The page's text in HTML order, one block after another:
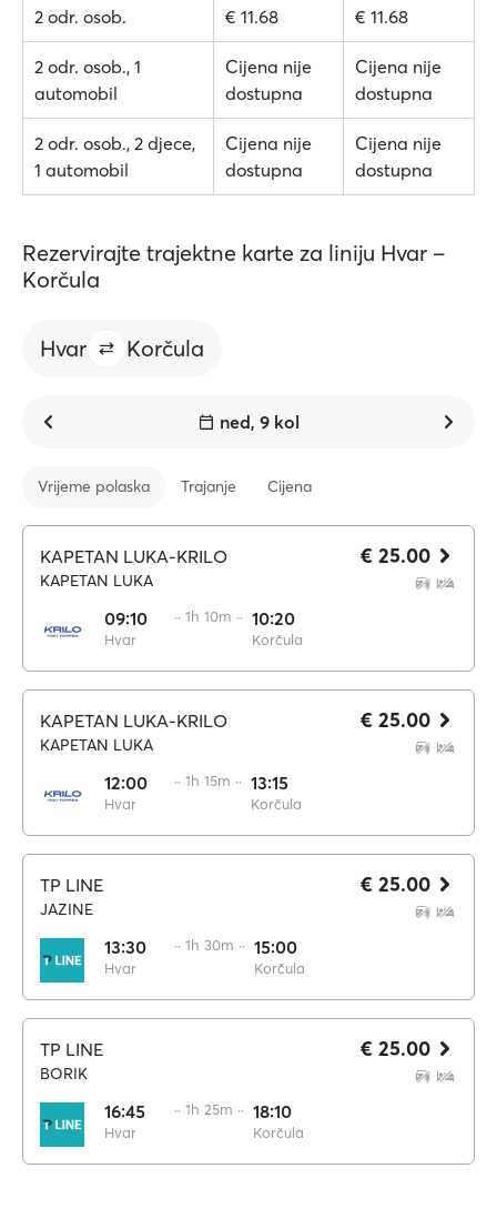
2 odr. osob. € 11.68 € 11.68
2 odr. osob., 1
automobil
Cijena nije
dostupna
Cijena nije
dostupna
2 odr. osob., 2 djece,
1 automobil
Cijena nije
dostupna
Cijena nije
dostupna
Rezervirajte trajektne karte za liniju Hvar –
Korčula
Hvar Korčula
ned, 9 kol
Vrijeme polaska Trajanje Cijena
KAPETAN LUKA-KRILO
KAPETAN LUKA
09:10
Hvar
·· 1h 10m ·· 10:20
Korčula
€ 25.00
KAPETAN LUKA-KRILO
KAPETAN LUKA
12:00
Hvar
·· 1h 15m ·· 13:15
Korčula
€ 25.00
TP LINE
JAZINE
13:30
Hvar
·· 1h 30m ·· 15:00
Korčula
€ 25.00
TP LINE
BORIK
16:45
Hvar
·· 1h 25m ·· 18:10
Korčula
€ 25.00